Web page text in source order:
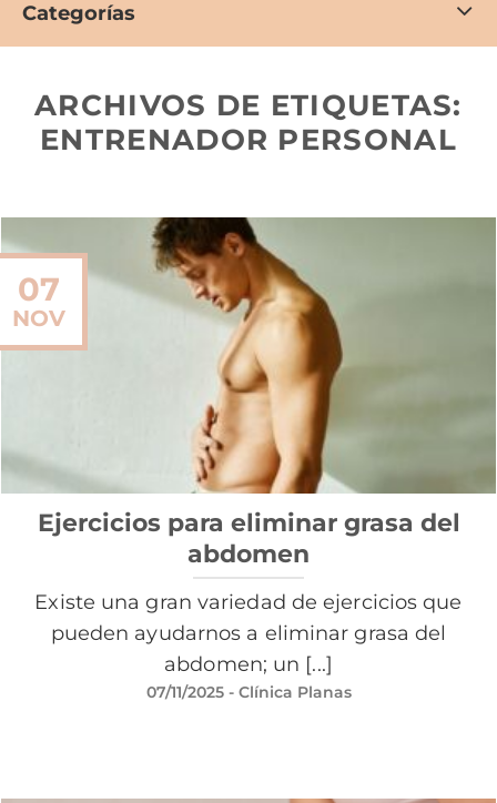
Categorías
ARCHIVOS DE ETIQUETAS:
ENTRENADOR PERSONAL
Ejercicios para eliminar grasa del
abdomen
Existe una gran variedad de ejercicios que
pueden ayudarnos a eliminar grasa del
abdomen; un [...]
07/11/2025- Clínica Planas
07
NOV